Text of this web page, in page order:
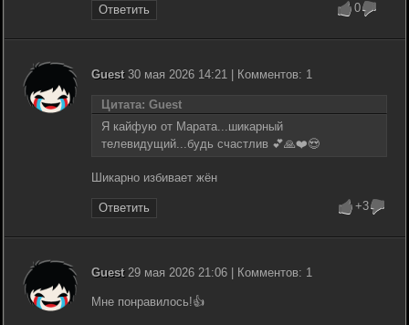
Ответить 0
Guest30 мая 2026 14:21 | Комментов: 1
Цитата: Guest
Я кайфую от Марата...шикарный
телевидущий...будь счастлив 💕🙏❤️😍
Шикарно избивает жён
Ответить +3
Guest29 мая 2026 21:06 | Комментов: 1
Мне понравилось!👍